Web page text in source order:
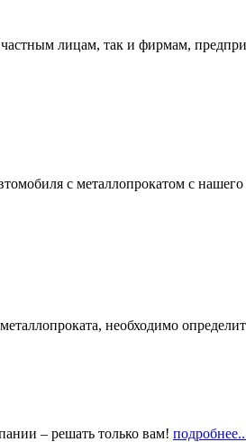
частным лицам, так и фирмам,
с металлопрокатом с
необходимо
– решать только вам!